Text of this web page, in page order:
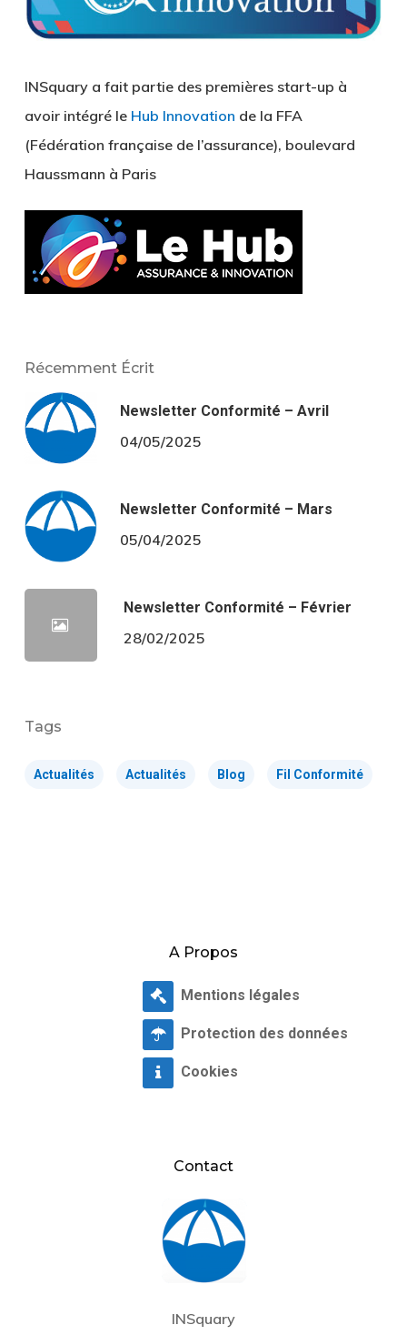
INSquary a fait partie des premières start-up à
avoir intégré le Hub Innovation de la FFA
(Fédération française de l’assurance), boulevard
Haussmann à Paris
Récemment Écrit
Newsletter Conformité – Avril
04/05/2025
Newsletter Conformité – Mars
05/04/2025
Newsletter Conformité – Février
28/02/2025
Tags
Actualités Actualités Blog Fil Conformité
A Propos
Mentions légales
Protection des données
Cookies
Contact
INSquary